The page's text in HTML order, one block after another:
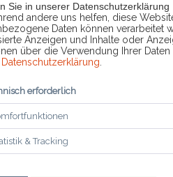
Sie in unserer Datenschutzerklärung
andere uns helfen, diese
Daten können verarbeitet
Anzeigen und Inhalte oder
über die Verwendung Ihrer Daten
Datenschutzerklärung
erforderlich
& Tracking